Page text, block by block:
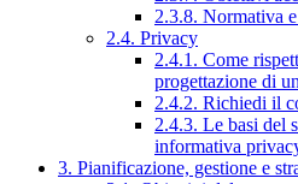
2.3.8. Normativa
2.4. Privacy
2.4.1. Come
progettazione di
2.4.2. Richiedi il
2.4.3. Le basi del
informativa
3. Pianificazione, gestione e